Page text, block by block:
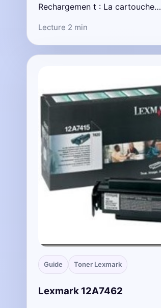
Rechargemen t : La cartouche…
Lecture 2 min
Guide Toner Lexmark
Lexmark 12A7462